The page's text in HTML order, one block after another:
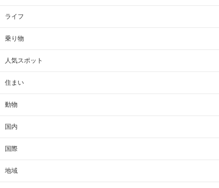
ライフ
乗り物
人気スポット
住まい
動物
国内
国際
地域